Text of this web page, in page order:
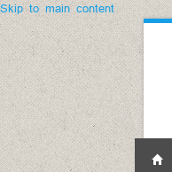
Skip to main content